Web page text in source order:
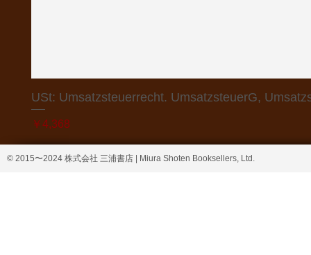
USt: Umsatzsteuerrecht. UmsatzsteuerG,
価格
￥4,368
© 2015〜2024 株式会社 三浦書店 | Miura Shoten Booksellers, Ltd.